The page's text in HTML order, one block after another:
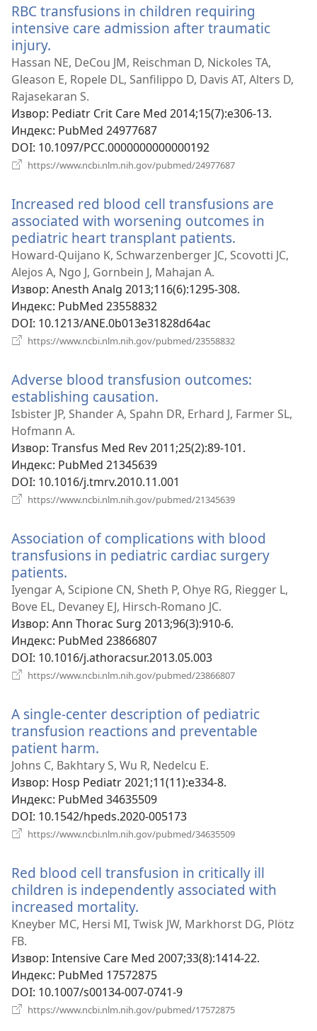
RBC transfusions in children requiring
intensive care admission after traumatic
injury.
нови
прозор)
Hassan NE, DeCou JM, Reischman D, Nickoles TA,
Gleason E, Ropele DL, Sanfilippo D, Davis AT, Alters D,
Rajasekaran S.
Извор‎: Pediatr Crit Care Med 2014;15(7):e306-13.
Индекс‎: PubMed 24977687
DOI‎: 10.1097/PCC.0000000000000192
https://www.ncbi.nlm.nih.gov/pubmed/24977687
Increased red blood cell transfusions are
associated with worsening outcomes in
pediatric heart transplant patients.
нови
Howard-Quijano K, Schwarzenberger JC, Scovotti JC,
Alejos A, Ngo J, Gornbein J, Mahajan A.
Извор‎: Anesth Analg 2013;116(6):1295-308.
Индекс‎: PubMed 23558832
DOI‎: 10.1213/ANE.0b013e31828d64ac
https://www.ncbi.nlm.nih.gov/pubmed/23558832
Adverse blood transfusion outcomes:
establishing causation.
нови
Isbister JP, Shander A, Spahn DR, Erhard J, Farmer SL,
Hofmann A.
Извор‎: Transfus Med Rev 2011;25(2):89-101.
Индекс‎: PubMed 21345639
DOI‎: 10.1016/j.tmrv.2010.11.001
https://www.ncbi.nlm.nih.gov/pubmed/21345639
Association of complications with blood
transfusions in pediatric cardiac surgery
patients.
нови
прозор)
Iyengar A, Scipione CN, Sheth P, Ohye RG, Riegger L,
Bove EL, Devaney EJ, Hirsch-Romano JC.
Извор‎: Ann Thorac Surg 2013;96(3):910-6.
Индекс‎: PubMed 23866807
DOI‎: 10.1016/j.athoracsur.2013.05.003
https://www.ncbi.nlm.nih.gov/pubmed/23866807
A single-center description of pediatric
transfusion reactions and preventable
patient harm.
нови
прозор)
Johns C, Bakhtary S, Wu R, Nedelcu E.
Извор‎: Hosp Pediatr 2021;11(11):e334-8.
Индекс‎: PubMed 34635509
DOI‎: 10.1542/hpeds.2020-005173
https://www.ncbi.nlm.nih.gov/pubmed/34635509
Red blood cell transfusion in critically ill
children is independently associated with
increased mortality.
нови
Kneyber MC, Hersi MI, Twisk JW, Markhorst DG, Plötz
FB.
Извор‎: Intensive Care Med 2007;33(8):1414-22.
Индекс‎: PubMed 17572875
DOI‎: 10.1007/s00134-007-0741-9
https://www.ncbi.nlm.nih.gov/pubmed/17572875